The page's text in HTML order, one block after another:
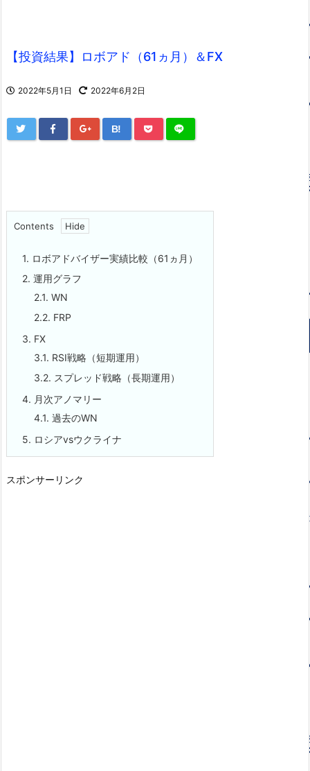
【投資結果】ロボアド（61ヵ月）＆FX
2022年5月1日 2022年6月2日
B!
Contents
1. ロボアドバイザー実績比較（61ヵ月）
2. 運用グラフ
2.1. WN
2.2. FRP
3. FX
3.1. RSI戦略（短期運用）
3.2. スプレッド戦略（長期運用）
4. 月次アノマリー
4.1. 過去のWN
5. ロシアvsウクライナ
スポンサーリンク